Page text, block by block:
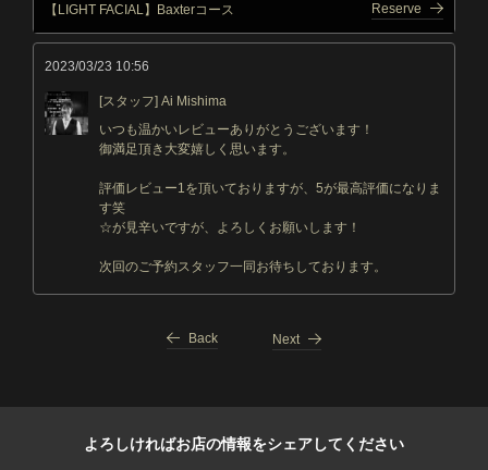
【LIGHT FACIAL】Baxterコース Reserve
2023/03/23 10:56
[スタッフ] Ai Mishima
いつも温かいレビューありがとうございます！
御満足頂き大変嬉しく思います。
評価レビュー1を頂いておりますが、5が最高評価になりま
す笑
☆が見辛いですが、よろしくお願いします！
次回のご予約スタッフ一同お待ちしております。
Back Next
よろしければお店の情報をシェアしてください